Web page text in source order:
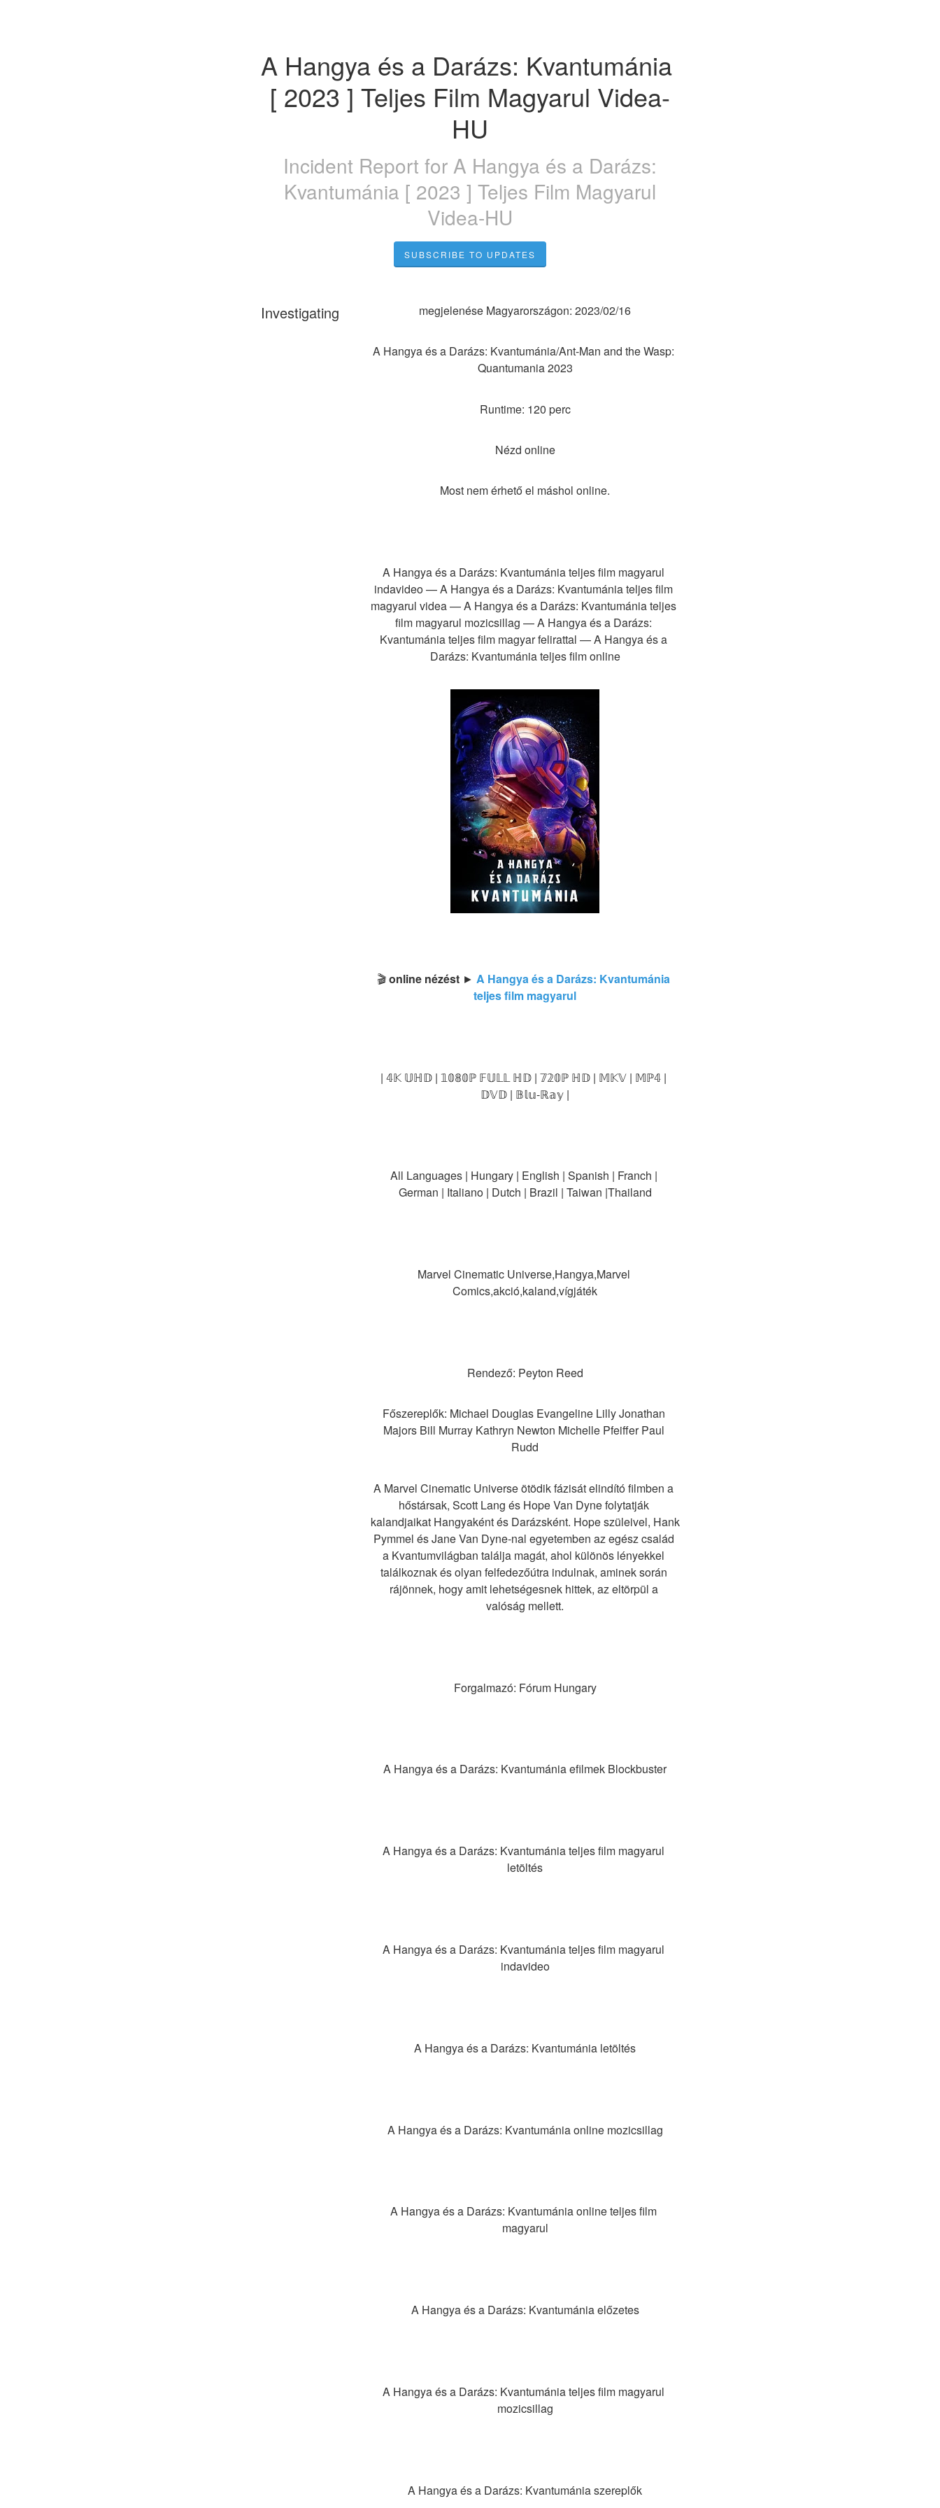
A Hangya és a Darázs: Kvantumánia
[ 2023 ] Teljes Film Magyarul Videa-
HU
Incident Report for A Hangya és a Darázs:
Kvantumánia [ 2023 ] Teljes Film Magyarul
Videa-HU
SUBSCRIBE TO UPDATES
Investigating megjelenése Magyarországon: 2023/02/16
A Hangya és a Darázs: Kvantumánia/Ant-Man and the Wasp:
Quantumania 2023
Runtime: 120 perc
Nézd online
Most nem érhető el máshol online.
A Hangya és a Darázs: Kvantumánia teljes film magyarul
indavideo — A Hangya és a Darázs: Kvantumánia teljes film
magyarul videa — A Hangya és a Darázs: Kvantumánia teljes
film magyarul mozicsillag — A Hangya és a Darázs:
Kvantumánia teljes film magyar felirattal — A Hangya és a
Darázs: Kvantumánia teljes film online
🎬 online nézést ► A Hangya és a Darázs: Kvantumánia
teljes film magyarul
| 𝟜𝕂 𝕌ℍ𝔻 | 𝟙𝟘𝟠𝟘ℙ 𝔽𝕌𝕃𝕃 ℍ𝔻 | 𝟟𝟚𝟘ℙ ℍ𝔻 | 𝕄𝕂𝕍 | 𝕄ℙ𝟜 |
𝔻𝕍𝔻 | 𝔹𝕝𝕦-ℝ𝕒𝕪 |
All Languages | Hungary | English | Spanish | Franch |
German | Italiano | Dutch | Brazil | Taiwan |Thailand
Marvel Cinematic Universe,Hangya,Marvel
Comics,akció,kaland,vígjáték
Rendező: Peyton Reed
Főszereplők: Michael Douglas Evangeline Lilly Jonathan
Majors Bill Murray Kathryn Newton Michelle Pfeiffer Paul
Rudd
A Marvel Cinematic Universe ötödik fázisát elindító filmben a
hőstársak, Scott Lang és Hope Van Dyne folytatják
kalandjaikat Hangyaként és Darázsként. Hope szüleivel, Hank
Pymmel és Jane Van Dyne-nal egyetemben az egész család
a Kvantumvilágban találja magát, ahol különös lényekkel
találkoznak és olyan felfedezőútra indulnak, aminek során
rájönnek, hogy amit lehetségesnek hittek, az eltörpül a
valóság mellett.
Forgalmazó: Fórum Hungary
A Hangya és a Darázs: Kvantumánia efilmek Blockbuster
A Hangya és a Darázs: Kvantumánia teljes film magyarul
letöltés
A Hangya és a Darázs: Kvantumánia teljes film magyarul
indavideo
A Hangya és a Darázs: Kvantumánia letöltés
A Hangya és a Darázs: Kvantumánia online mozicsillag
A Hangya és a Darázs: Kvantumánia online teljes film
magyarul
A Hangya és a Darázs: Kvantumánia előzetes
A Hangya és a Darázs: Kvantumánia teljes film magyarul
mozicsillag
A Hangya és a Darázs: Kvantumánia szereplők